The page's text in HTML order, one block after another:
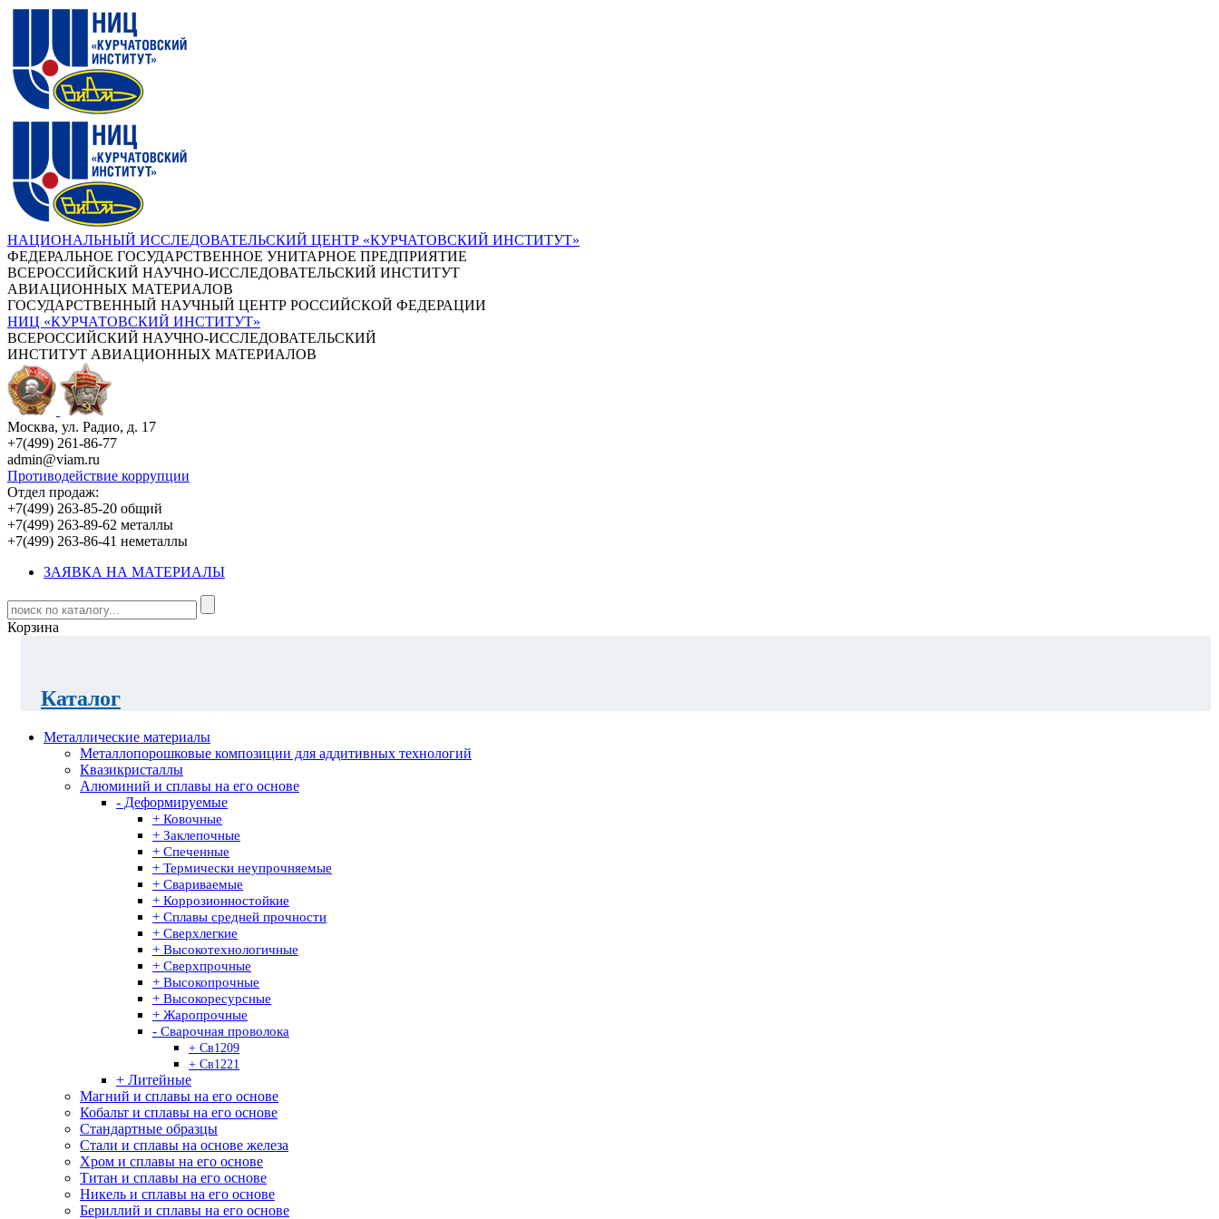
НАЦИОНАЛЬНЫЙ ИССЛЕДОВАТЕЛЬСКИЙ ЦЕНТР «КУРЧАТОВСКИЙ ИНСТИТУТ»
ФЕДЕРАЛЬНОЕ ГОСУДАРСТВЕННОЕ УНИТАРНОЕ ПРЕДПРИЯТИЕ
ВСЕРОССИЙСКИЙ НАУЧНО-ИССЛЕДОВАТЕЛЬСКИЙ ИНСТИТУТ
АВИАЦИОННЫХ МАТЕРИАЛОВ
ГОСУДАРСТВЕННЫЙ НАУЧНЫЙ ЦЕНТР РОССИЙСКОЙ ФЕДЕРАЦИИ
НИЦ «КУРЧАТОВСКИЙ ИНСТИТУТ»
ВСЕРОССИЙСКИЙ НАУЧНО-ИССЛЕДОВАТЕЛЬСКИЙ
ИНСТИТУТ АВИАЦИОННЫХ МАТЕРИАЛОВ
Москва, ул. Радио, д. 17
+7(499) 261-86-77
admin@viam.ru
Противодействие коррупции
Отдел продаж:
+7(499) 263-85-20 общий
+7(499) 263-89-62 металлы
+7(499) 263-86-41 неметаллы
ЗАЯВКА НА МАТЕРИАЛЫ
Корзина
Каталог
Металлические материалы
Металлопорошковые композиции для аддитивных технологий
Квазикристаллы
Алюминий и сплавы на его основе
- Деформируемые
+ Ковочные
+ Заклепочные
+ Спеченные
+ Термически неупрочняемые
+ Свариваемые
+ Коррозионностойкие
+ Сплавы средней прочности
+ Сверхлегкие
+ Высокотехнологичные
+ Сверхпрочные
+ Высокопрочные
+ Высокоресурсные
+ Жаропрочные
- Сварочная проволока
+ Св1209
+ Св1221
+ Литейные
Магний и сплавы на его основе
Кобальт и сплавы на его основе
Стандартные образцы
Стали и сплавы на основе железа
Хром и сплавы на его основе
Титан и сплавы на его основе
Никель и сплавы на его основе
Бериллий и сплавы на его основе